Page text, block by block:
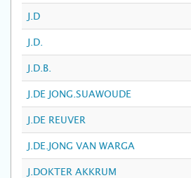
J.D
J.D.
J.D.B.
J.DE JONG.SUAWOUDE
J.DE REUVER
J.DE.JONG VAN WARGA
J.DOKTER AKKRUM